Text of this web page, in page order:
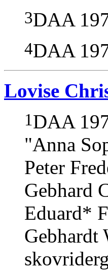
3DAA
4DAA
Lovise
1DAA
"Anna
Peter
Gebhard
Eduard*